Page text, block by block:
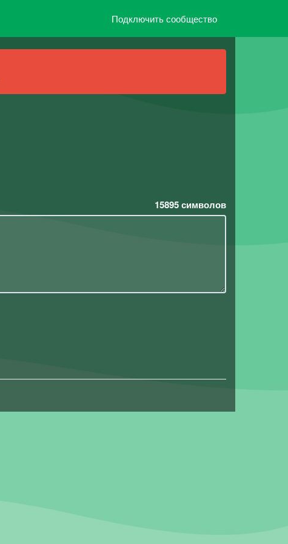
Подключить сообщество
15895символов